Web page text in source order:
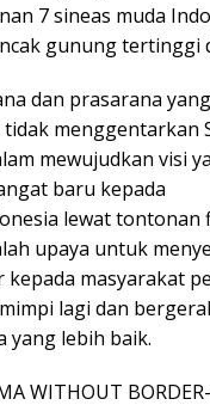
7 sineas muda
gunung tertinggi
dan prasarana
menggentarkan
mewujudkan visi
baru kepada
lewat tontonan
upaya untuk
masyarakat
lagi dan
yang lebih baik.
WITHOUT